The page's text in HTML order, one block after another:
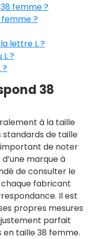
femme ?
femme ?
lettre L ?
?
?
38
à la taille
standards de taille
de noter
marque à
de consulter le
chaque fabricant
Il est
propres mesures
parfait
taille 38 femme.